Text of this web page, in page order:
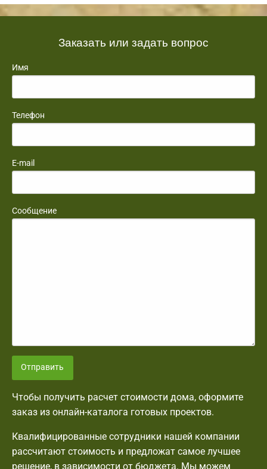
Заказать или задать вопрос
Имя
Телефон
E-mail
Сообщение
Отправить
Чтобы получить расчет стоимости дома, оформите
заказ из онлайн-каталога готовых проектов.
Квалифицированные сотрудники нашей компании
рассчитают стоимость и предложат самое лучшее
решение, в зависимости от бюджета. Мы можем